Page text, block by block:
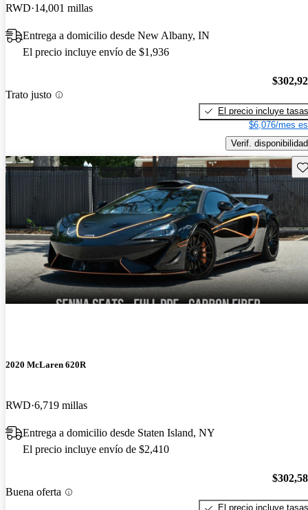
RWD 14,001 millas
Entrega a domicilio desde New Albany, IN
El precio incluye envío de $1,936
Trato justo
El precio incluye tasas
$6,076/mes
Verif. disponibilidad
2020 McLaren 620R
RWD 6,719 millas
Entrega a domicilio desde Staten Island, NY
El precio incluye envío de $2,410
Buena oferta
El precio incluye tasas